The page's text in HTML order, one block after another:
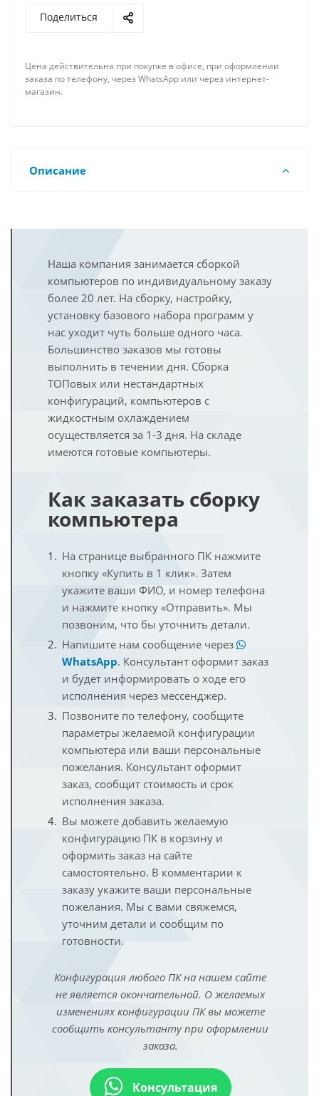
Поделиться
Цена действительна при покупке в офисе, при оформлении
заказа по телефону, через WhatsApp или через интернет-
магазин.
Описание
Наша компания занимается сборкой
компьютеров по индивидуальному заказу
более 20 лет. На сборку, настройку,
установку базового набора программ у
нас уходит чуть больше одного часа.
Большинство заказов мы готовы
выполнить в течении дня. Сборка
ТОПовых или нестандартных
конфигураций, компьютеров с
жидкостным охлаждением
осуществляется за 1-3 дня. На складе
имеются готовые компьютеры.
Как заказать сборку
компьютера
На странице выбранного ПК нажмите
кнопку «Купить в 1 клик». Затем
укажите ваши ФИО, и номер телефона
и нажмите кнопку «Отправить». Мы
позвоним, что бы уточнить детали.
Напишите нам сообщение через
WhatsApp. Консультант оформит заказ
и будет информировать о ходе его
исполнения через мессенджер.
Позвоните по телефону, сообщите
параметры желаемой конфигурации
компьютера или ваши персональные
пожелания. Консультант оформит
заказ, сообщит стоимость и срок
исполнения заказа.
Вы можете добавить желаемую
конфигурацию ПК в корзину и
оформить заказ на сайте
самостоятельно. В комментарии к
заказу укажите ваши персональные
пожелания. Мы с вами свяжемся,
уточним детали и сообщим по
готовности.
Конфигурация любого ПК на нашем сайте
не является окончательной. О желаемых
изменениях конфигурации ПК вы можете
сообщить консультанту при оформлении
заказа.
Консультация